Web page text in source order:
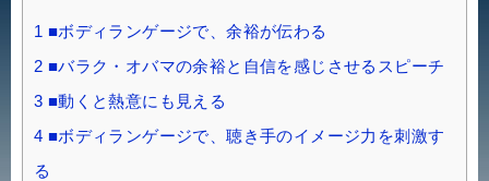
1 ■ボディランゲージで、余裕が伝わる
2 ■バラク・オバマの余裕と自信を感じさせるスピーチ
3 ■動くと熱意にも見える
4 ■ボディランゲージで、聴き手のイメージ力を刺激す
る